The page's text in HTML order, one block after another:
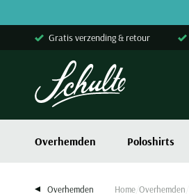
Gratis verzending & retour
Overhemden Poloshirts
Overhemden Home Overhemden